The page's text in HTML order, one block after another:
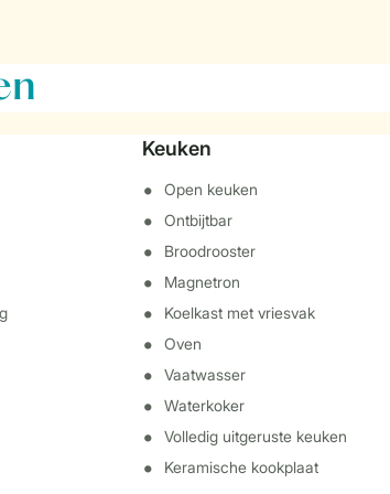
Keuken
Open keuken
Ontbijtbar
Broodrooster
Magnetron
Koelkast met vriesvak
Oven
Vaatwasser
Waterkoker
Volledig uitgeruste keuken
Keramische kookplaat